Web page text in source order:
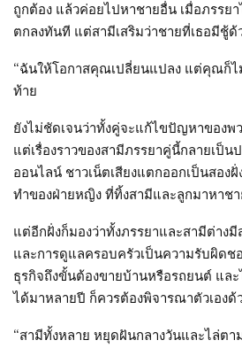
ถูกต้อง แล้วค่อยไปหาชายอื่น เมื่อภรรย
ตกลงทันที แต่สามีเสริมว่าชายที่เธอมีชู้ด้
“ฉันให้โอกาสคุณเปลี่ยนแปลง แต่คุณก็ไ
ท้าย
ยังไม่ชัดเจนว่าทั้งคู่จะแก้ไขปัญหาของพ
แต่เรื่องราวของสามีภรรยาคู่นี้กลายเป็น
ออนไลน์ ชาวเน็ตเสียงแตกออกเป็นสอง
ทำของฝ่ายหญิง ที่ทิ้งสามีและลูกมาหาช
แต่อีกฝั่งก็มองว่าทั้งภรรยาและสามีต่าง
และการดูแลครอบครัวเป็นความรับผิดช
ธุรกิจถึงขั้นต้องขายบ้านหรือรถยนต์ และ
ได้มาหลายปี ก็ควรต้องพิจารณาตัวเองด้
“สามีทั้งหลาย หยุดฝันกลางวันและไล่ตา